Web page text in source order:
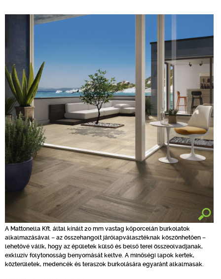
A Mattonella Kft. által kínált 20 mm vastag kőporcelán burkolatok
alkalmazásával – az összehangolt járólapválasztéknak köszönhetően –
lehetővé válik, hogy az épületek külső és belső terei összeolvadjanak,
exkluzív folytonosság benyomását keltve. A minőségi lapok kertek,
közterületek, medencék és teraszok burkolására egyaránt alkalmasak.